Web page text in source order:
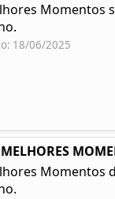
Momentos
18/06/2025
Momentos